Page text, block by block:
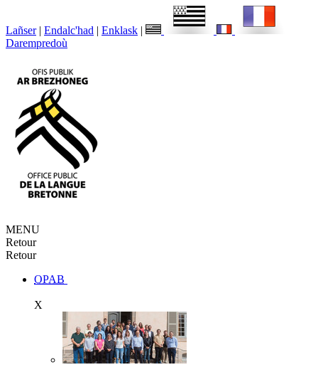
Lañser | Endalc'had | Enklask |
Darempredoù
MENU
Retour
Retour
OPAB
X